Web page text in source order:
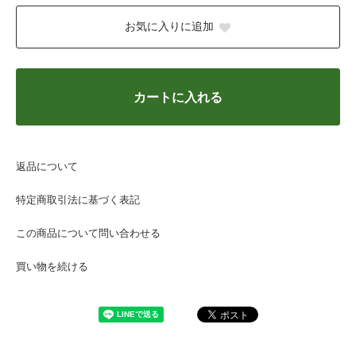
お気に入りに追加
カートに入れる
返品について
特定商取引法に基づく表記
この商品について問い合わせる
買い物を続ける